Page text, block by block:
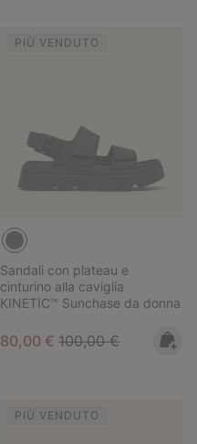
PIÙ VENDUTO
Sandali con plateau e
cinturino alla caviglia
KINETIC™ Sunchase da donna
Sale price:
80,00 € Regular price:
100,00 €
PIÙ VENDUTO